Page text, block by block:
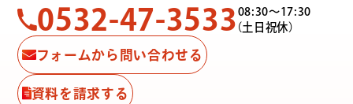
0532-47-3533 08:30〜17:30
（土日祝休）
フォームから問い合わせる
資料を請求する